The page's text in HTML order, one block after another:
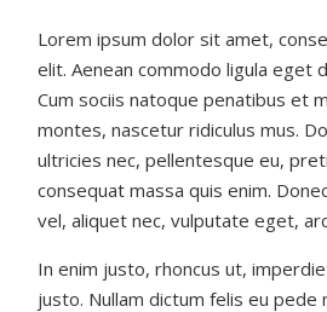
Lorem ipsum dolor sit amet,
elit. Aenean commodo ligula eget
Cum sociis natoque penatibus et
montes, nascetur ridiculus mus.
ultricies nec, pellentesque eu,
consequat massa quis enim.
vel, aliquet nec, vulputate eget,
In enim justo, rhoncus ut,
justo. Nullam dictum felis eu pede